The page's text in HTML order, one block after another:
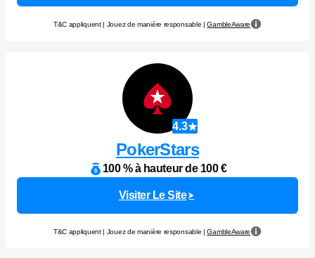
T&C appliquent | Jouez de manière responsable |GambleAware
4.3
PokerStars
100 % à hauteur de 100 €
Visiter Le Site
T&C appliquent | Jouez de manière responsable |GambleAware